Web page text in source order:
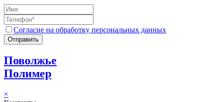
Согласие на обработку персональных данных
Отправить
Поволжье
Полимер
×